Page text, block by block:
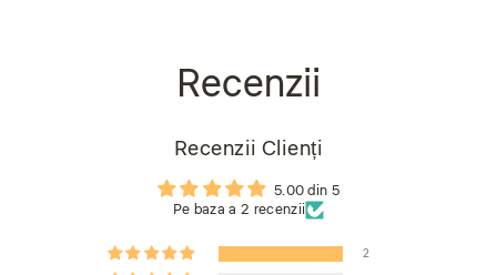
Recenzii Clienți
5.00 din 5
Pe baza a 2 recenzii
2